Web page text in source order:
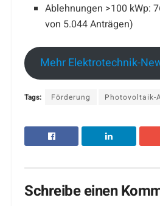
Ablehnungen >100 kWp:
von 5.044 Anträgen)
Mehr Elektrotechnik-
Tags: Förderung Photovoltaik-
Schreibe einen